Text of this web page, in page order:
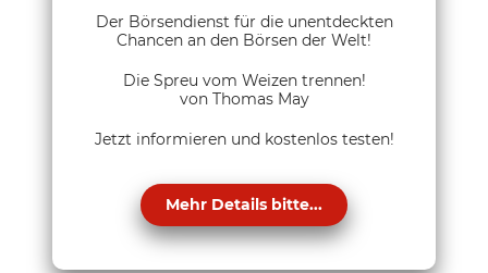
Der Börsendienst für die unentdeckten
Chancen an den Börsen der Welt!
Die Spreu vom Weizen trennen!
von Thomas May
Jetzt informieren und kostenlos testen!
Mehr Details bitte...